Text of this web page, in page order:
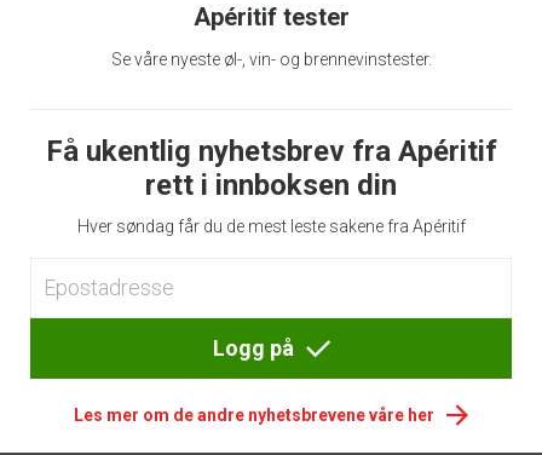
Apéritif tester
Se våre nyeste øl-, vin- og brennevinstester.
Få ukentlig nyhetsbrev fra Apéritif
rett i innboksen din
Hver søndag får du de mest leste sakene fra Apéritif
Logg på
Les mer om de andre nyhetsbrevene våre her